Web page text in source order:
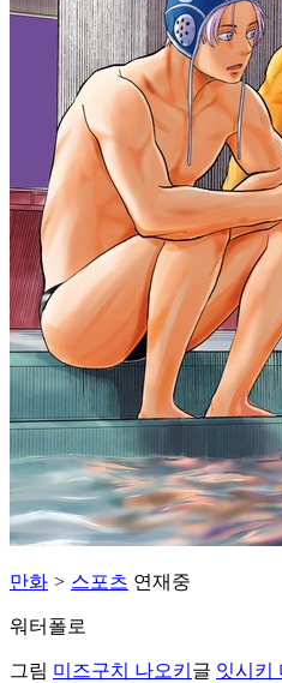
만화 > 스포츠 연재중
워터폴로
그림 미즈구치 나오키 글 잇시키